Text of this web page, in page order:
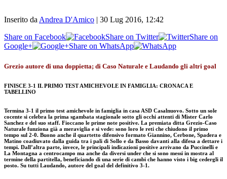
Inserito da Andrea D'Amico | 30 Lug 2016, 12:42
Share on Facebook
Share on Twitter
Share on
Google+
Share on WhatsApp
Grezio autore di una doppietta; di Caso Naturale e Laudando gli altri goal
FINISCE 3-1 IL PRIMO TEST AMICHEVOLE IN FAMIGLIA: CRONACA E
TABELLINO
Termina 3-1 il primo test amichevole in famiglia in casa ASD Casalnuovo. Sotto un sole
cocente si celebra la prima sgambata stagionale sotto gli occhi attenti di Mister Carlo
Sanchez e del suo staff. Fioccano le prime note positive. La premiata ditta Grezio-Caso
Naturale funziona già a meraviglia e si vede: sono loro le reti che chiudono il primo
tempo sul 2-0. Buono anche il quartetto difensivo formato Giannino, Cerbone, Spadera e
Matino coadiuvato dalla guida tra i pali di Sollo e da Basso davanti alla difesa a dettare i
tempi. Dall’altra parte, invece, le principali indicazioni positive arrivano da Puccinelli e
La Montagna a centrocampo ma anche da diversi under che si sono messi in mostra al
termine della partitella, beneficiando di una serie di cambi che hanno visto i big cedergli il
posto. Su tutti Laudando, autore del goal del definitivo 3-1.